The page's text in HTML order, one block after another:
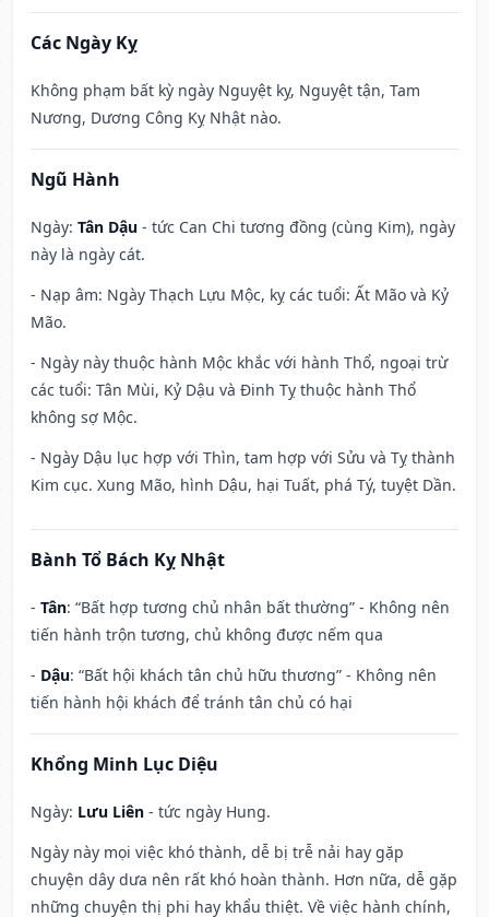
Các Ngày Kỵ
Không phạm bất kỳ ngày Nguyệt kỵ, Nguyệt tận, Tam
Nương, Dương Công Kỵ Nhật nào.
Ngũ Hành
Ngày: Tân Dậu - tức Can Chi tương đồng (cùng Kim), ngày
này là ngày cát.
- Nạp âm: Ngày Thạch Lựu Mộc, kỵ các tuổi: Ất Mão và Kỷ
Mão.
- Ngày này thuộc hành Mộc khắc với hành Thổ, ngoại trừ
các tuổi: Tân Mùi, Kỷ Dậu và Đinh Tỵ thuộc hành Thổ
không sợ Mộc.
- Ngày Dậu lục hợp với Thìn, tam hợp với Sửu và Tỵ thành
Kim cục. Xung Mão, hình Dậu, hại Tuất, phá Tý, tuyệt Dần.
Bành Tổ Bách Kỵ Nhật
- Tân: “Bất hợp tương chủ nhân bất thường” - Không nên
tiến hành trộn tương, chủ không được nếm qua
- Dậu: “Bất hội khách tân chủ hữu thương” - Không nên
tiến hành hội khách để tránh tân chủ có hại
Khổng Minh Lục Diệu
Ngày: Lưu Liên - tức ngày Hung.
Ngày này mọi việc khó thành, dễ bị trễ nải hay gặp
chuyện dây dưa nên rất khó hoàn thành. Hơn nữa, dễ gặp
những chuyện thị phi hay khẩu thiệt. Về việc hành chính,